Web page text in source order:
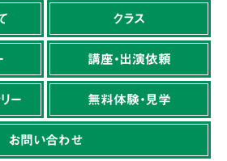
クラス
講座・出演依頼
ー 無料体験・見学
お問い合わせ